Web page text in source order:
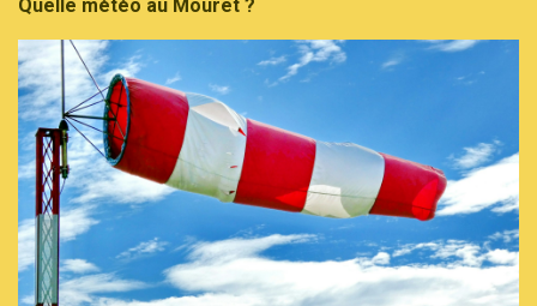
Quelle météo au Mouret ?